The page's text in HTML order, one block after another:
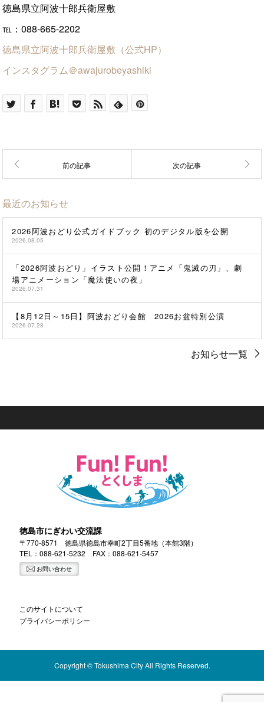
徳島県立阿波十郎兵衛屋敷
℡：088-665-2202
徳島県立阿波十郎兵衛屋敷（公式HP）
インスタグラム＠awajurobeyashiki
最近のお知らせ
2026阿波おどり公式ガイドブック 初のデジタル版を公開
2026.08.05
「2026阿波おどり」イラスト公開！アニメ「鬼滅の刃」、劇
場アニメーション「魔法使いの夜」
2026.07.31
【8月12日～15日】阿波おどり会館 2026お盆特別公演
2026.07.28
お知らせ一覧
徳島市にぎわい交流課
〒770-8571 徳島県徳島市幸町2丁目5番地（本館3階）
TEL：088-621-5232 FAX：088-621-5457
お問い合わせ
このサイトについて
プライバシーポリシー
Copyright © Tokushima City All Rights Reserved.